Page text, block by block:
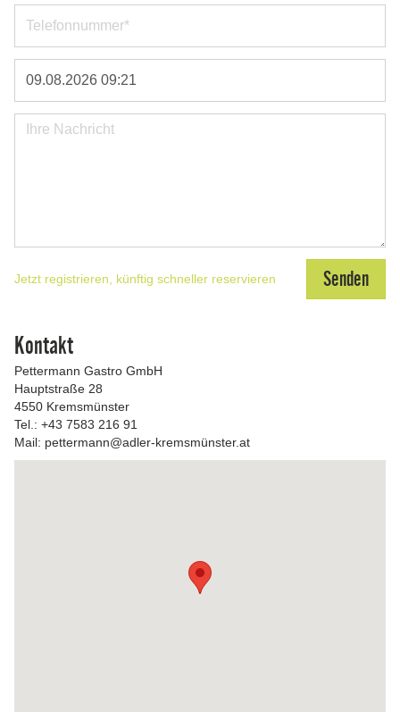
Jetzt registrieren, künftig schneller reservieren
Kontakt
Pettermann Gastro GmbH
Hauptstraße 28
4550 Kremsmünster
Tel.: +43 7583 216 91
Mail: pettermann@adler-kremsmünster.at